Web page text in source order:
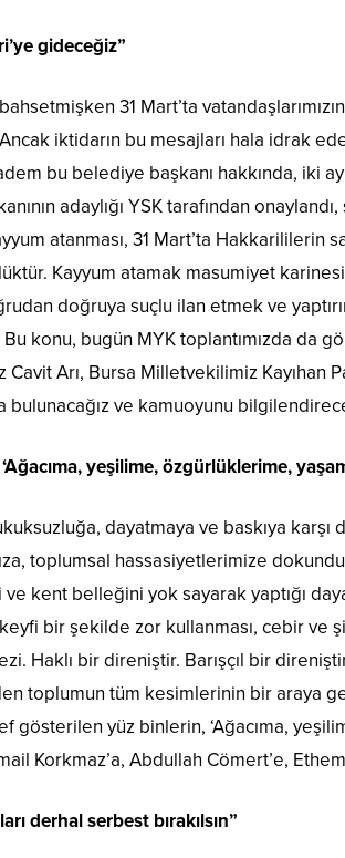
gideceğiz”
31 Mart’ta
Ancak iktidarın bu mesajları hala idrak
bu belediye başkanı hakkında, iki
adaylığı YSK tarafından
atanması, 31 Mart’ta Hakkarililerin
Kayyum atamak masumiyet
doğruya suçlu ilan etmek ve
Bu konu, bugün MYK toplantımızda da
Cavit Arı, Bursa Milletvekilimiz
bulunacağız ve kamuoyunu
yeşilime, özgürlüklerime,
dayatmaya ve baskıya
toplumsal hassasiyetlerimize
kent belleğini yok sayarak yaptığı
bir şekilde zor kullanması, cebir ve
Haklı bir direniştir. Barışçıl bir
toplumun tüm kesimlerinin bir araya
gösterilen yüz binlerin, ‘Ağacıma,
Korkmaz’a, Abdullah Cömert’e,
derhal serbest bırakılsın”